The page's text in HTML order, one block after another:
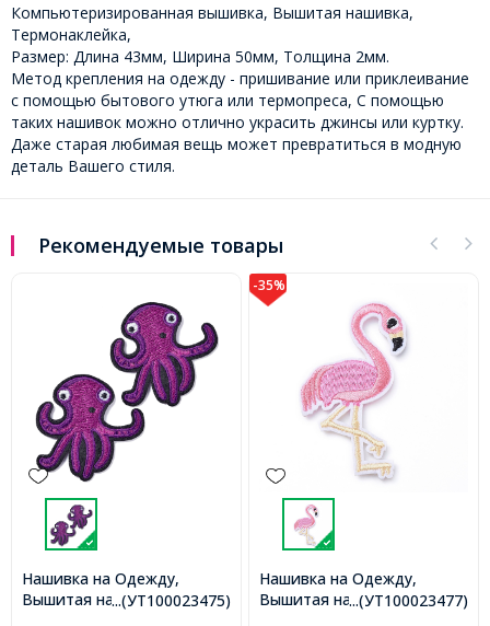
Компьютеризированная вышивка, Вышитая нашивка,
Термонаклейка,
Размер: Длина 43мм, Ширина 50мм, Толщина 2мм.
Метод крепления на одежду - пришивание или приклеивание
с помощью бытового утюга или термопреса, С помощью
таких нашивок можно отлично украсить джинсы или куртку.
Даже старая любимая вещь может превратиться в модную
деталь Вашего стиля.
Рекомендуемые товары
...(УТ100023475)
Нашивка на Одежду,
Вышитая нашивка,
-35%
...(УТ100023477)
Нашивка на Одежду,
Вышитая нашивка,